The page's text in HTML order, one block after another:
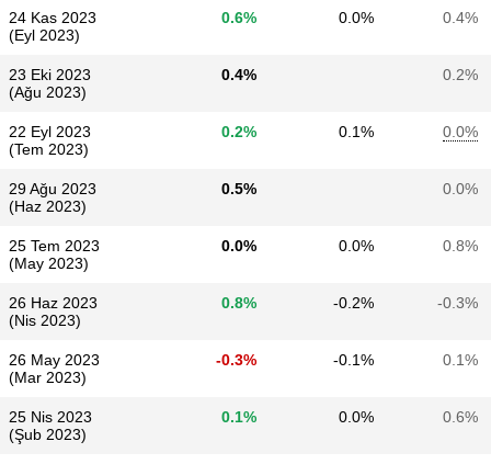
24 Kas 2023
(Eyl 2023)
0.6% 0.0% 0.4%
23 Eki 2023
(Ağu 2023)
0.4% 0.2%
22 Eyl 2023
(Tem 2023)
0.2% 0.1% 0.0%
29 Ağu 2023
(Haz 2023)
0.5% 0.0%
25 Tem 2023
(May 2023)
0.0% 0.0% 0.8%
26 Haz 2023
(Nis 2023)
0.8% -0.2% -0.3%
26 May 2023
(Mar 2023)
-0.3% -0.1% 0.1%
25 Nis 2023
(Şub 2023)
0.1% 0.0% 0.6%